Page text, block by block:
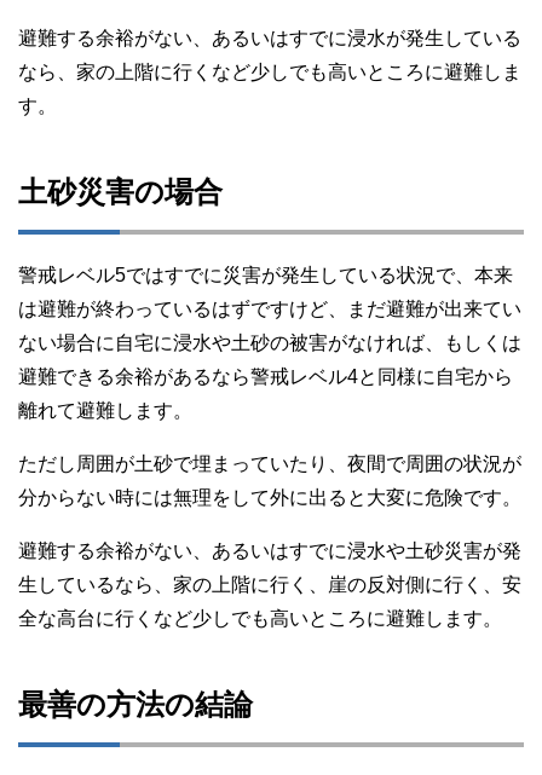
避難する余裕がない、あるいはすでに浸水が発生している
なら、家の上階に行くなど少しでも高いところに避難しま
す。
土砂災害の場合
警戒レベル5ではすでに災害が発生している状況で、本来
は避難が終わっているはずですけど、まだ避難が出来てい
ない場合に自宅に浸水や土砂の被害がなければ、もしくは
避難できる余裕があるなら警戒レベル4と同様に自宅から
離れて避難します。
ただし周囲が土砂で埋まっていたり、夜間で周囲の状況が
分からない時には無理をして外に出ると大変に危険です。
避難する余裕がない、あるいはすでに浸水や土砂災害が発
生しているなら、家の上階に行く、崖の反対側に行く、安
全な高台に行くなど少しでも高いところに避難します。
最善の方法の結論